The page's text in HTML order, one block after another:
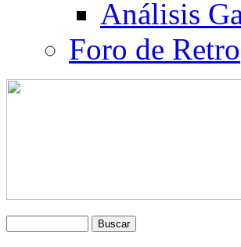
Análisis
Foro de Retro